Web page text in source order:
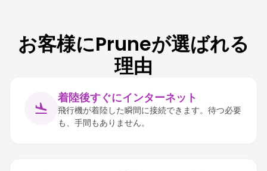
お客様にPruneが選ばれる
理由
着陸後すぐにインターネット
飛行機が着陸した瞬間に接続できます。待つ必要
も、手間もありません。